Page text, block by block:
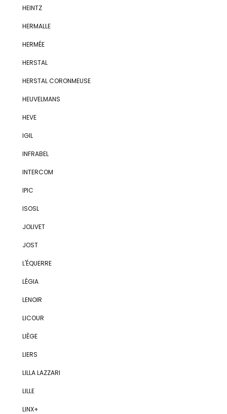
HEINTZ
HERMALLE
HERMÉE
HERSTAL
HERSTAL CORONMEUSE
HEUVELMANS
HEVE
IGIL
INFRABEL
INTERCOM
IPIC
ISOSL
JOLIVET
JOST
L'ÉQUERRE
LÉGIA
LENOIR
LICOUR
LIÈGE
LIERS
LILLA LAZZARI
LILLE
LINX+